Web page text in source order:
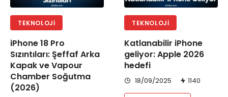
TEKNOLOJI
iPhone 18 Pro
Sızıntıları: Şeffaf Arka
Kapak ve Vapour
Chamber Soğutma
(2026)
TEKNOLOJI
Katlanabilir iPhone
geliyor: Apple 2026
hedefi
18/09/2025 1140